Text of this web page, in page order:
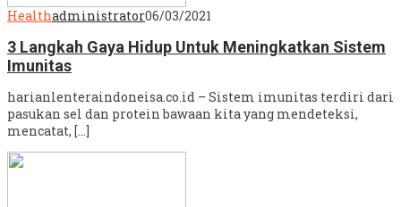
Healthadministrator06/03/2021
3 Langkah Gaya Hidup Untuk Meningkatkan Sistem
Imunitas
harianlenteraindoneisa.co.id – Sistem imunitas terdiri dari
pasukan sel dan protein bawaan kita yang mendeteksi,
mencatat, […]